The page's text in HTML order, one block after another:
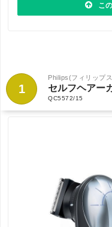
こ
1
Philips(フィリップ
セルフヘアー
QC5572/15